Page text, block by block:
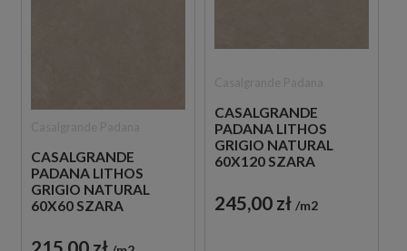
CASALGRANDE
PADANA LITHOS
GRIGIO NATURAL
60X60 SZARA
CASALGRANDE
PADANA LITHOS
GRIGIO NATURAL
60X120 SZARA
245,00 zł m2